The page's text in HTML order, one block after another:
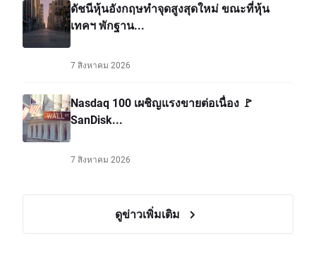
ดัชนีหุ้นอังกฤษทำจุดสูงสุดใหม่ ขณะที่หุ้น
เทคฯ พักฐาน...
7 สิงหาคม 2026
Nasdaq 100 เผชิญแรงขายต่อเนื่อง 🚩
SanDisk...
7 สิงหาคม 2026
ดูข่าวเพิ่มเติม